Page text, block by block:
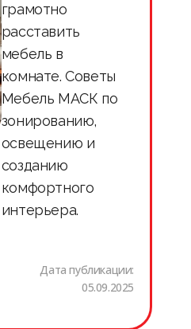
грамотно
расставить
мебель в
комнате. Советы
Мебель МАСК по
зонированию,
освещению и
созданию
комфортного
интерьера.
Дата публикации:
05.09.2025